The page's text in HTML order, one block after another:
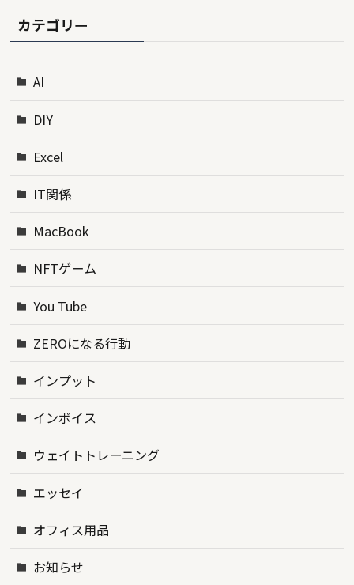
カテゴリー
AI
DIY
Excel
IT関係
MacBook
NFTゲーム
You Tube
ZEROになる行動
インプット
インボイス
ウェイトトレーニング
エッセイ
オフィス用品
お知らせ